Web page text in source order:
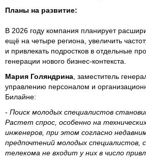
Планы на развитие:
В 2026 году компания планирует
ещё на четыре региона, увеличить
и привлекать подростков в отдельные
генерации нового бизнес-контекста.
Мария Голяндрина , заместитель
управлению персоналом и
Билайне:
- Поиск молодых специалистов
Растет спрос, особенно на
инженеров, при этом согласно
предпочтений молодых специалистов,
телекома не входит у них в число